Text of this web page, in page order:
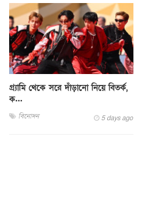
গ্র্যামি থেকে সরে দাঁড়ানো নিয়ে বিতর্ক,
ক...
বিনোদন 5 days ago